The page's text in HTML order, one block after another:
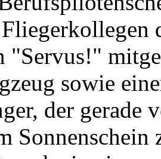
"Servus!"
sowie
der gerade